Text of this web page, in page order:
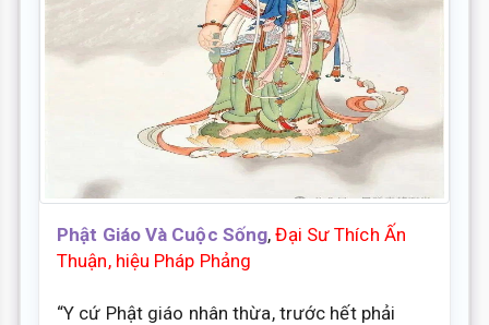
Phật Giáo Và Cuộc Sống,Đại Sư Thích Ấn
Thuận, hiệu Pháp Phảng
“Y cứ Phật giáo nhân thừa, trước hết phải